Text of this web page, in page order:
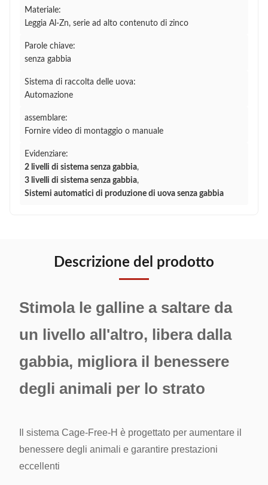
Materiale:
Leggia Al-Zn, serie ad alto contenuto di zinco
Parole chiave:
senza gabbia
Sistema di raccolta delle uova:
Automazione
assemblare:
Fornire video di montaggio o manuale
Evidenziare:
2 livelli di sistema senza gabbia,
3 livelli di sistema senza gabbia,
Sistemi automatici di produzione di uova senza gabbia
Descrizione del prodotto
Stimola le galline a saltare da
un livello all'altro, libera dalla
gabbia, migliora il benessere
degli animali per lo strato
Il sistema Cage-Free-H è progettato per aumentare il
benessere degli animali e garantire prestazioni
eccellenti